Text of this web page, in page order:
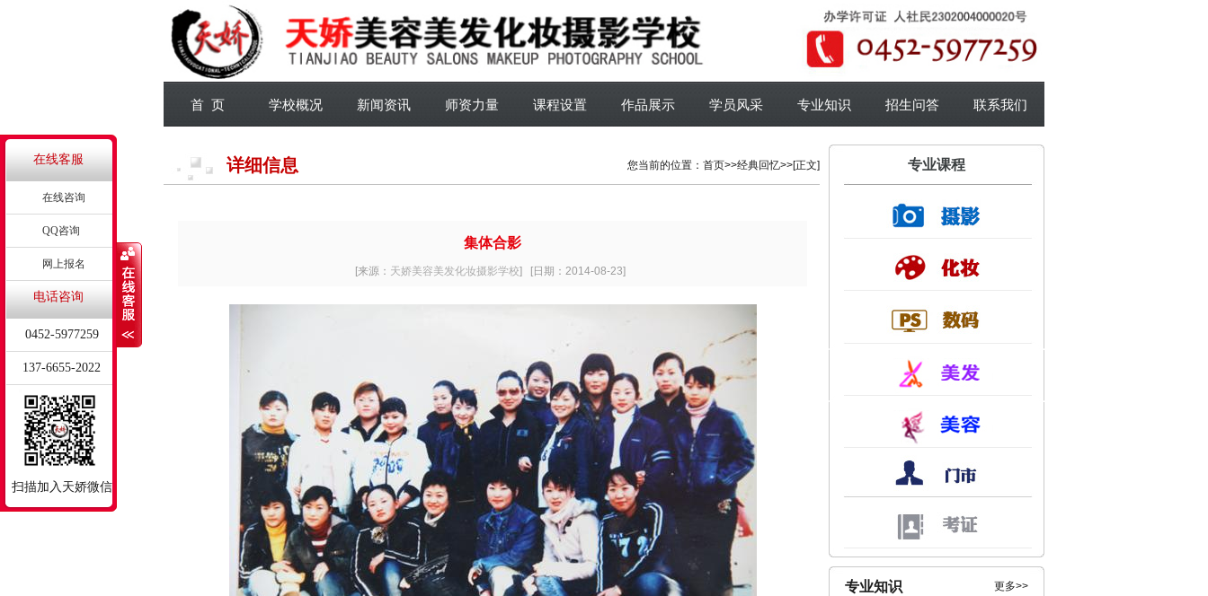
首 页 学校概况 新闻资讯 师资力量 课程设置 作品展示 学员风采 专业知识 招生问答 联系我们
详细信息 您当前的位置： 首页>>经典回忆>>[正文]
集体合影
[来源： 天娇美容美发化妆摄影学校] [日期：2014-08-23]
专业课程
专业知识 更多>>
在线客服
在线咨询
QQ咨询
网上报名
电话咨询
0452-5977259
137-6655-2022
扫描加入天娇微信